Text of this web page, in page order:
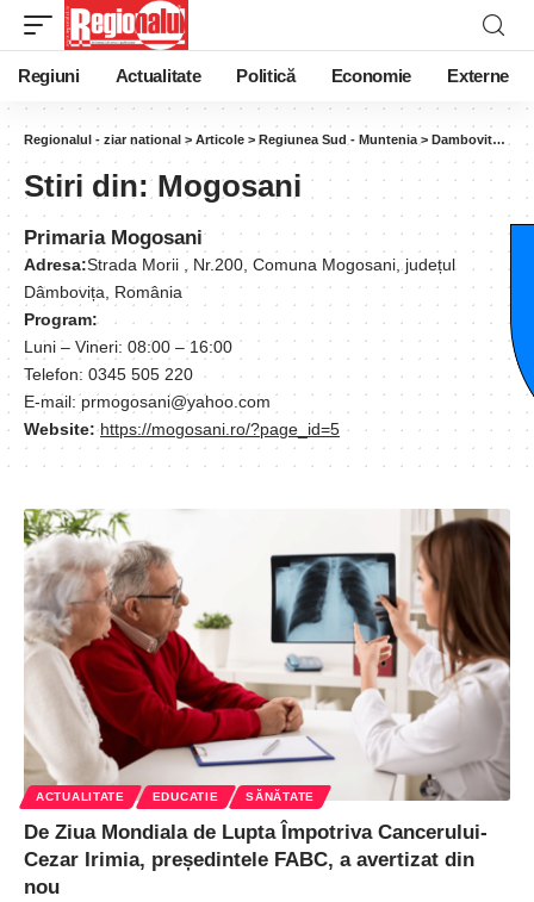
Regiuni Actualitate Politică Economie Externe
Regionalul - ziar national > Articole > Regiunea Sud - Muntenia > Dambovita >
Stiri din:Mogosani
Primaria Mogosani
Adresa:Strada Morii , Nr.200, Comuna Mogosani, județul
Dâmbovița, România
Program:
Luni – Vineri: 08:00 – 16:00
Telefon: 0345 505 220
E-mail: prmogosani@yahoo.com
Website: https://mogosani.ro/?page_id=5
ACTUALITATE EDUCATIE SĂNĂTATE
De Ziua Mondiala de Lupta Împotriva Cancerului-
Cezar Irimia, președintele FABC, a avertizat din
nou